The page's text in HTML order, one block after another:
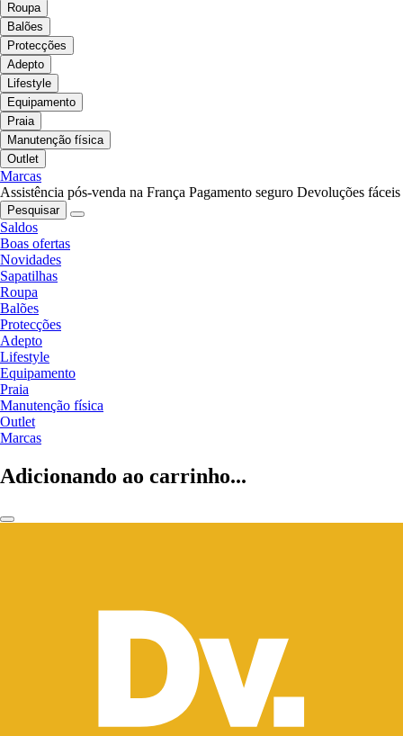
Roupa
Balões
Protecções
Adepto
Lifestyle
Equipamento
Praia
Manutenção física
Outlet
Marcas
Assistência pós-venda na França Pagamento seguro Devoluções fáceis
Pesquisar
Saldos
Boas ofertas
Novidades
Sapatilhas
Roupa
Balões
Protecções
Adepto
Lifestyle
Equipamento
Praia
Manutenção física
Outlet
Marcas
Adicionando ao carrinho...